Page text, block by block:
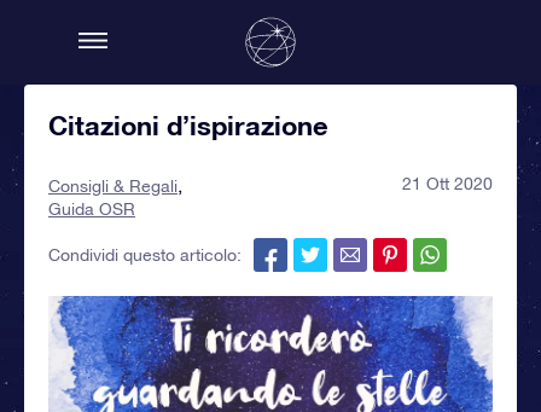
Citazioni d’ispirazione
Consigli & Regali
Guida OSR
21 Ott 2020
Condividi questo articolo: